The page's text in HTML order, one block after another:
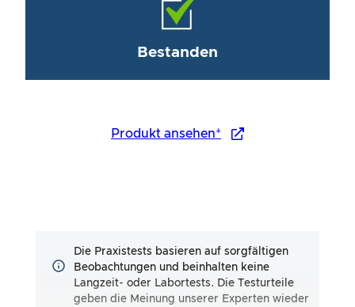
Bestanden
Produkt ansehen*
Die Praxistests basieren auf sorgfältigen
Beobachtungen und beinhalten keine
Langzeit- oder Labortests. Die Testurteile
geben die Meinung unserer Experten wieder